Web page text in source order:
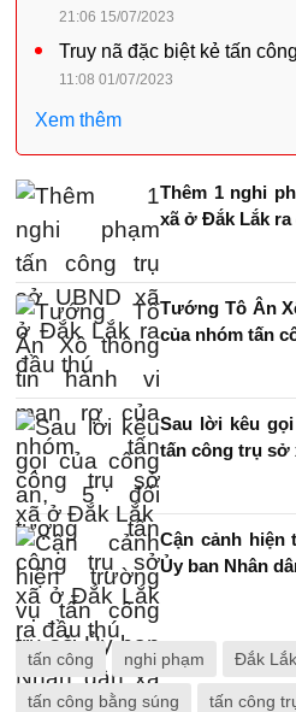
21:06 15/07/2023
Truy nã đặc biệt kẻ tấn
11:08 01/07/2023
Xem thêm
Thêm 1 nghi
xã ở Đắk Lắk ra
Tướng Tô Ân
của nhóm tấn
Sau lời kêu
tấn công trụ sở
Cận cảnh
Ủy ban Nhân
tấn công nghi phạm Đắk Lắk
tấn công bằng súng tấn công